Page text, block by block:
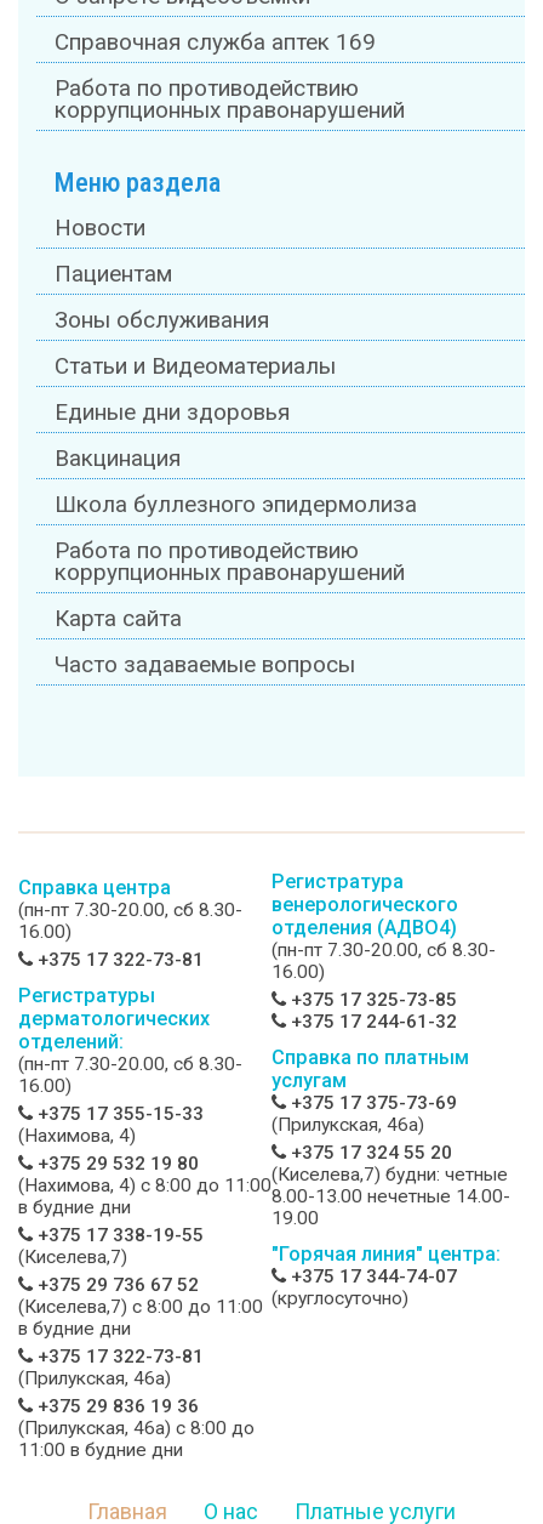
Справочная служба аптек 169
Работа по противодействию
коррупционных правонарушений
Меню раздела
Новости
Пациентам
Зоны обслуживания
Статьи и Видеоматериалы
Единые дни здоровья
Вакцинация
Школа буллезного эпидермолиза
Работа по противодействию
коррупционных правонарушений
Карта сайта
Часто задаваемые вопросы
Справка центра
(пн-пт 7.30-20.00, сб 8.30-
16.00)
+375 17 322-73-81
Регистратуры
дерматологических
отделений:
(пн-пт 7.30-20.00, сб 8.30-
16.00)
+375 17 355-15-33
(Нахимова, 4)
+375 29 532 19 80
(Нахимова, 4) c 8:00 до 11:00
в будние дни
+375 17 338-19-55
(Киселева,7)
+375 29 736 67 52
(Киселева,7) c 8:00 до 11:00
в будние дни
+375 17 322-73-81
(Прилукская, 46а)
+375 29 836 19 36
(Прилукская, 46а) c 8:00 до
11:00 в будние дни
Регистратура
венерологического
отделения (АДВО4)
(пн-пт 7.30-20.00, сб 8.30-
16.00)
+375 17 325-73-85
+375 17 244-61-32
Справка по платным
услугам
+375 17 375-73-69
(Прилукская, 46а)
+375 17 324 55 20
(Киселева,7) будни: четные
8.00-13.00 нечетные 14.00-
19.00
"Горячая линия" центра:
+375 17 344-74-07
(круглосуточно)
Главная О нас Платные услуги